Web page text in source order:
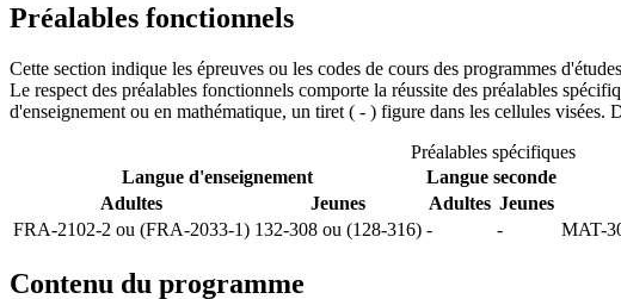
Préalables fonctionnels
Cette section indique les épreuves ou les codes de cours des programmes
Le respect des préalables fonctionnels comporte la réussite des préalables
d'enseignement ou en mathématique, un tiret ( - ) figure dans les cellules
Préalables spécifiques
Langue d'enseignement
Langue seconde
Adultes
Jeunes Adultes Jeunes
FRA-2102-2 ou (FRA-2033-1) 132-308 ou (128-316) - - MAT-
Contenu du programme